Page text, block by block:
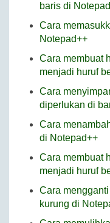
baris di
Cara
Notepad++
Cara membuat
menjadi huruf
Cara
diperlukan di
Cara
di Notepad++
Cara membuat
menjadi huruf
Cara
kurung di